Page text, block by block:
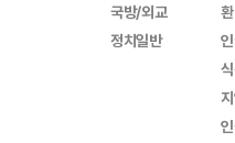
국방/외교
정치일반